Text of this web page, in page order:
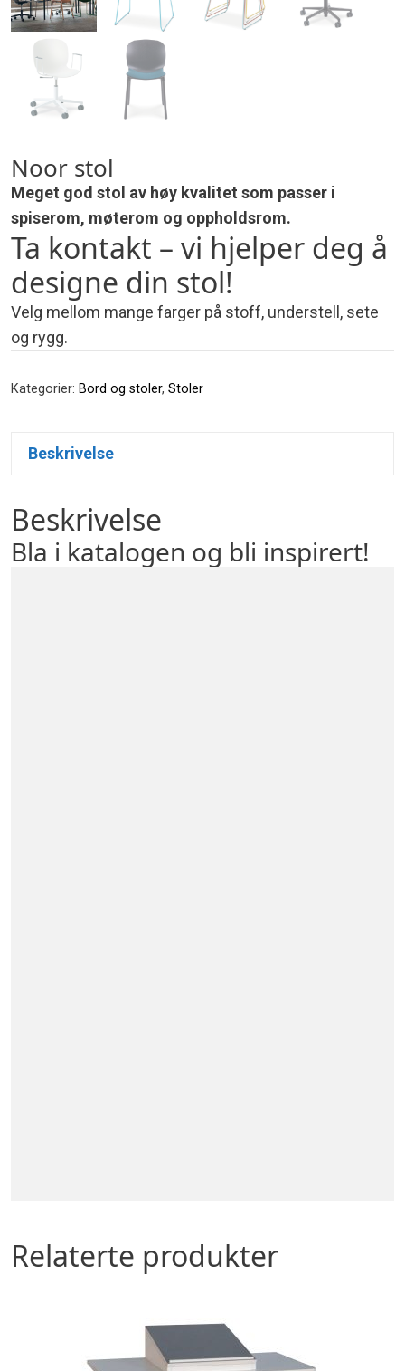
Noor stol
Meget god stol av høy kvalitet som passer i
spiserom, møterom og oppholdsrom.
Ta kontakt – vi hjelper deg å
designe din stol!
Velg mellom mange farger på stoff, understell, sete
og rygg.
Kategorier: Bord og stoler, Stoler
Beskrivelse
Beskrivelse
Bla i katalogen og bli inspirert!
Relaterte produkter